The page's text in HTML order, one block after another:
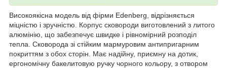
Високоякісна модель від фірми Edenberg, відрізняється
міцністю і зручністю. Корпус сковороди виготовлений з литого
алюмінію, що забезпечує швидке і рівномірний розподіл
тепла. Сковорода зі стійким мармуровим антипригарним
покриттям з обох сторін. Має надійну, приємну на дотик,
ергономічну бакелитовую ручку чорного кольору, з отвором